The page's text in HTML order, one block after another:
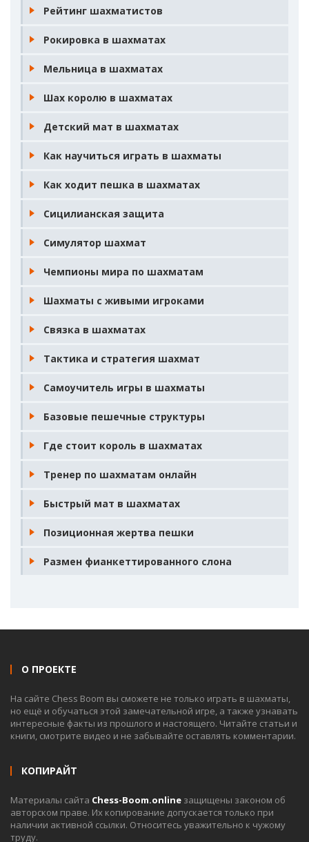
Рейтинг шахматистов
Рокировка в шахматах
Мельница в шахматах
Шах королю в шахматах
Детский мат в шахматах
Как научиться играть в шахматы
Как ходит пешка в шахматах
Сицилианская защита
Симулятор шахмат
Чемпионы мира по шахматам
Шахматы с живыми игроками
Связка в шахматах
Тактика и стратегия шахмат
Самоучитель игры в шахматы
Базовые пешечные структуры
Где стоит король в шахматах
Тренер по шахматам онлайн
Быстрый мат в шахматах
Позиционная жертва пешки
Размен фианкеттированного слона
О ПРОЕКТЕ
На сайте Chess Boom вы сможете не только играть в шахматы,
но ещё и обучаться этой замечательной игре, а также узнавать
интересные факты из прошлого и настоящего. Читайте статьи и
книги, смотрите видео и не забывайте оставлять комментарии.
КОПИРАЙТ
Материалы сайта Chess-Boom.online защищены законом об
авторском праве. Их копирование допускается только при
наличии активной ссылки. Относитесь уважительно к чужому
труду.